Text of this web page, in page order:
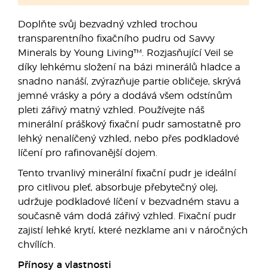
Doplňte svůj bezvadný vzhled trochou
transparentního fixačního pudru od Savvy
Minerals by Young Living™. Rozjasňující Veil se
díky lehkému složení na bázi minerálů hladce a
snadno nanáší, zvýrazňuje partie obličeje, skrývá
jemné vrásky a póry a dodává všem odstínům
pleti zářivý matný vzhled. Používejte náš
minerální práškový fixační pudr samostatně pro
lehký nenalíčený vzhled, nebo přes podkladové
líčení pro rafinovanější dojem.
Tento trvanlivý minerální fixační pudr je ideální
pro citlivou pleť, absorbuje přebytečný olej,
udržuje podkladové líčení v bezvadném stavu a
současně vám dodá zářivý vzhled. Fixační pudr
zajistí lehké krytí, které nezklame ani v náročných
chvílích.
Přínosy a vlastnosti